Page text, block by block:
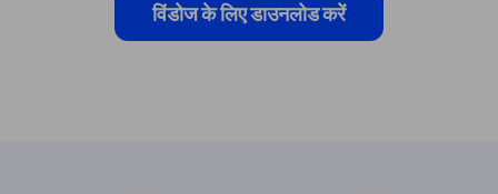
विंडोज के लिए डाउनलोड करें